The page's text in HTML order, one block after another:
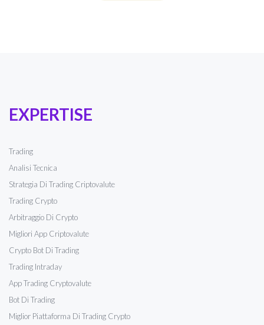
EXPERTISE
Trading
Analisi Tecnica
Strategia Di Trading Criptovalute
Trading Crypto
Arbitraggio Di Crypto
Migliori App Criptovalute
Crypto Bot Di Trading
Trading Intraday
App Trading Cryptovalute
Bot Di Trading
Miglior Piattaforma Di Trading Crypto